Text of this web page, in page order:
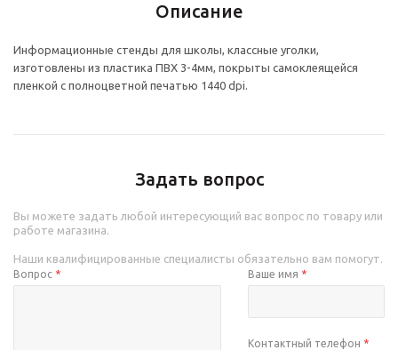
Описание
Информационные стенды для школы, классные уголки,
изготовлены из пластика ПВХ 3-4мм, покрыты самоклеящейся
пленкой с полноцветной печатью 1440 dpi.
Задать вопрос
Вы можете задать любой интересующий вас вопрос по товару или
работе магазина.
Наши квалифицированные специалисты обязательно вам помогут.
Вопрос * Ваше имя *
Контактный телефон *